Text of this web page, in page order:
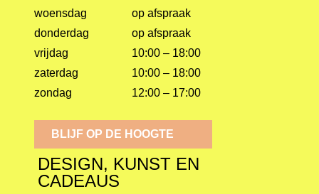
woensdag
donderdag
vrijdag
zaterdag
zondag
op afspraak
op afspraak
10:00 – 18:00
10:00 – 18:00
12:00 – 17:00
BLIJF OP DE HOOGTE
DESIGN, KUNST EN
CADEAUS